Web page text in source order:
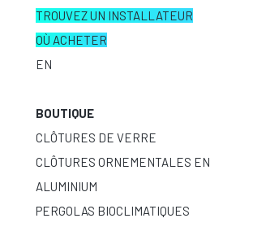
TROUVEZ UN INSTALLATEUR
OÙ ACHETER
EN
BOUTIQUE
CLÔTURES DE VERRE
CLÔTURES ORNEMENTALES EN
ALUMINIUM
PERGOLAS BIOCLIMATIQUES